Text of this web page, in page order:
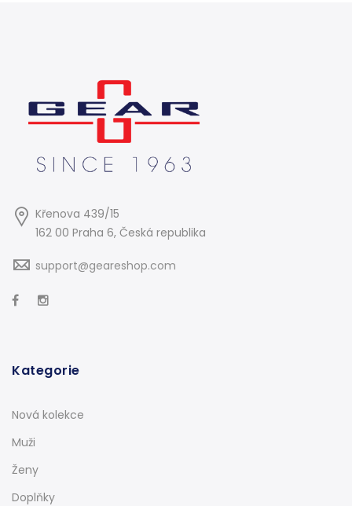
Křenova 439/15
162 00 Praha 6, Česká republika
support@geareshop.com
Kategorie
Nová kolekce
Muži
Ženy
Doplňky